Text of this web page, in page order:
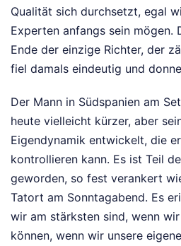
Qualität sich durchsetzt, egal
Experten anfangs sein mögen.
Ende der einzige Richter, der
fiel damals eindeutig und
Der Mann in Südspanien am
heute vielleicht kürzer, aber
Eigendynamik entwickelt, die
kontrollieren kann. Es ist Teil
geworden, so fest verankert
Tatort am Sonntagabend. Es
wir am stärksten sind, wenn
können, wenn wir unsere